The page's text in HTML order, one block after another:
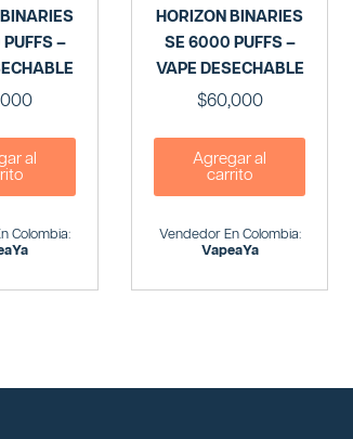
–
al
Colombia:
HORIZON BINARIES
SE 6000 PUFFS –
VAPE DESECHABLE
$60,000
Agregar al
carrito
Vendedor En Colombia:
VapeaYa